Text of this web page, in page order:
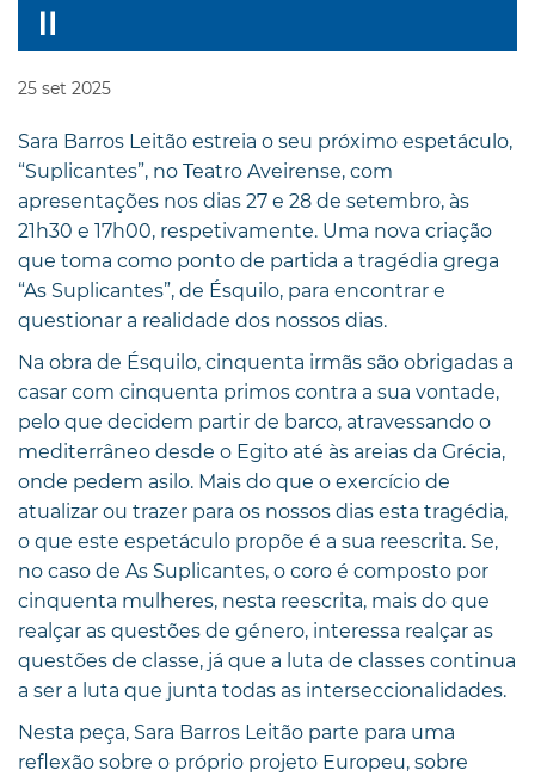
25 set 2025
Sara Barros Leitão estreia o seu próximo espetáculo,
“Suplicantes”, no Teatro Aveirense, com
apresentações nos dias 27 e 28 de setembro, às
21h30 e 17h00, respetivamente. Uma nova criação
que toma como ponto de partida a tragédia grega
“As Suplicantes”, de Ésquilo, para encontrar e
questionar a realidade dos nossos dias.
Na obra de Ésquilo, cinquenta irmãs são obrigadas a
casar com cinquenta primos contra a sua vontade,
pelo que decidem partir de barco, atravessando o
mediterrâneo desde o Egito até às areias da Grécia,
onde pedem asilo. Mais do que o exercício de
atualizar ou trazer para os nossos dias esta tragédia,
o que este espetáculo propõe é a sua reescrita. Se,
no caso de As Suplicantes, o coro é composto por
cinquenta mulheres, nesta reescrita, mais do que
realçar as questões de género, interessa realçar as
questões de classe, já que a luta de classes continua
a ser a luta que junta todas as interseccionalidades.
Nesta peça, Sara Barros Leitão parte para uma
reflexão sobre o próprio projeto Europeu, sobre